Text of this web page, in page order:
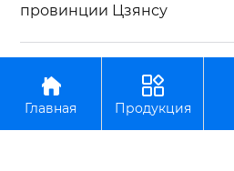
провинции Цзянсу
производству

Главная

Продукция